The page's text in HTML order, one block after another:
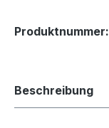
Produktnummer:
Beschreibung